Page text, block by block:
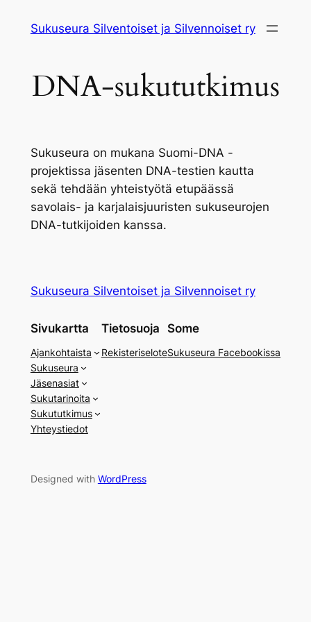
sisältöön
Sukuseura Silventoiset ja Silvennoiset ry
DNA-sukututkimus
Sukuseura on mukana Suomi-DNA -
projektissa jäsenten DNA-testien kautta
sekä tehdään yhteistyötä etupäässä
savolais- ja karjalaisjuuristen sukuseurojen
DNA-tutkijoiden kanssa.
Sukuseura Silventoiset ja Silvennoiset ry
Sivukartta
Ajankohtaista
Sukuseura
Jäsenasiat
Sukutarinoita
Sukututkimus
Yhteystiedot
Tietosuoja
Rekisteriselote
Some
Sukuseura Facebookissa
Designed with WordPress